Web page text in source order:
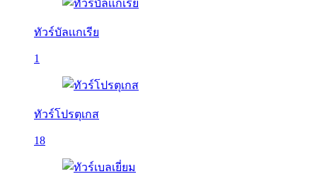
ทัวร์บัลเเกเรีย
1
ทัวร์โปรตุเกส
18